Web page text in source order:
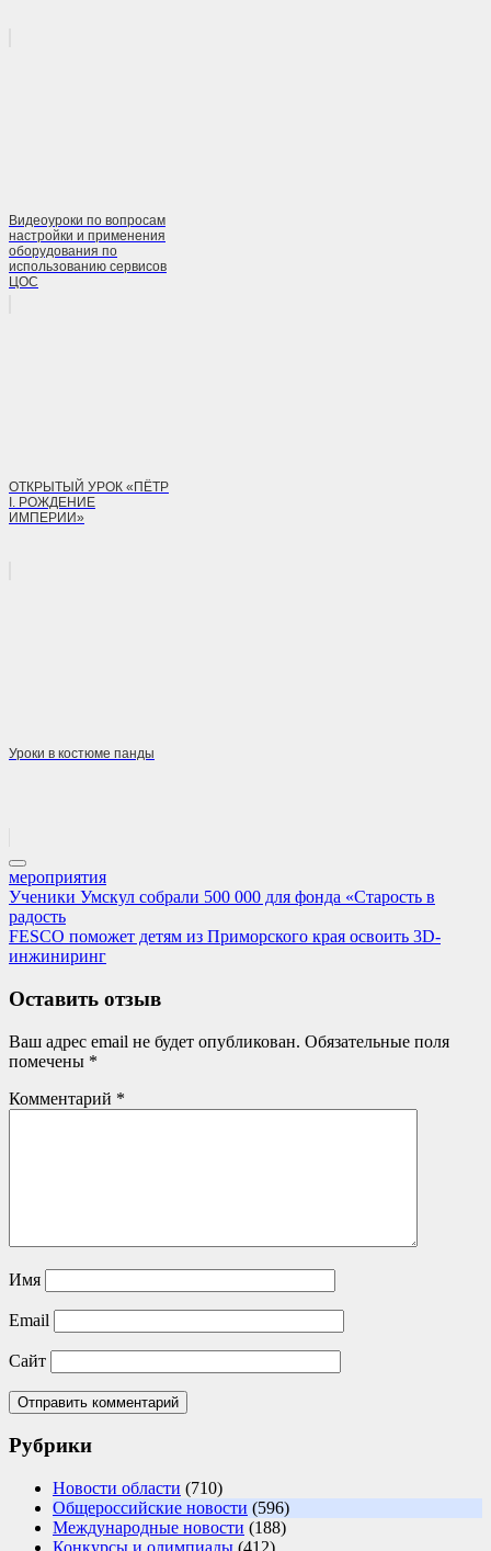
Видеоуроки по вопросам
настройки и применения
оборудования по
использованию сервисов
ЦОС
ОТКРЫТЫЙ УРОК «ПЁТР
I. РОЖДЕНИЕ
ИМПЕРИИ»
Уроки в костюме панды
мероприятия
Навигация
по
записям
Previous
Post:
Ученики Умскул собрали 500 000 для фонда «Старость в
радость
Next
Post:
FESCO поможет детям из Приморского края освоить 3D-
инжиниринг
Оставить отзыв
Ваш адрес email не будет опубликован. Обязательные поля
помечены *
Комментарий *
Имя
Email
Сайт
Рубрики
Новости области (710)
Общероссийские новости (596)
Международные новости (188)